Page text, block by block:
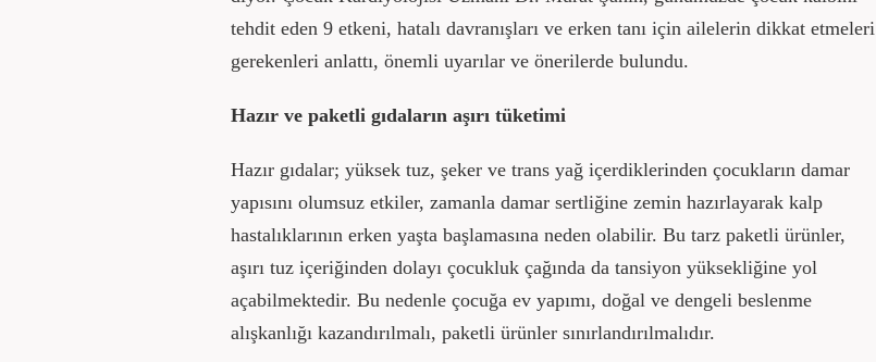
tehdit eden 9 etkeni, hatalı davranışları ve erken tanı için ailelerin dikkat etmeleri
gerekenleri anlattı, önemli uyarılar ve önerilerde bulundu.
Hazır ve paketli gıdaların aşırı tüketimi
Hazır gıdalar; yüksek tuz, şeker ve trans yağ içerdiklerinden çocukların damar
yapısını olumsuz etkiler, zamanla damar sertliğine zemin hazırlayarak kalp
hastalıklarının erken yaşta başlamasına neden olabilir. Bu tarz paketli ürünler,
aşırı tuz içeriğinden dolayı çocukluk çağında da tansiyon yüksekliğine yol
açabilmektedir. Bu nedenle çocuğa ev yapımı, doğal ve dengeli beslenme
alışkanlığı kazandırılmalı, paketli ürünler sınırlandırılmalıdır.